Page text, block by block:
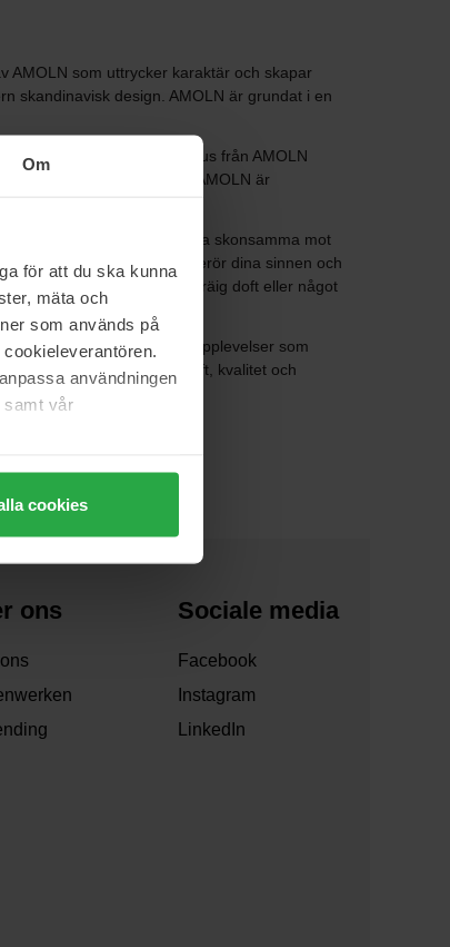
Om
för att du ska kunna
mäta och
som används på
användningen
samt vår
cookies
AMOLN som uttrycker karaktär och skapar
skandinavisk design. AMOLN är grundat i en
sätt. När du tänder ett ljus från AMOLN
mjukhet och magi. AMOLN är
strävar efter att vara skonsamma mot
är en upplevelse som berör dina sinnen och
doft, en sensuell och träig doft eller något
skapa minnesvärda doftupplevelser som
till Amoln, där doft, kvalitet och
ons Sociale media
Facebook
Instagram
LinkedIn